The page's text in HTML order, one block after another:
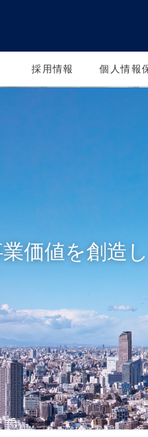
採用情報 個人情報
価値を創造